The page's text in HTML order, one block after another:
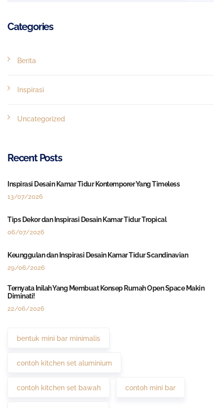
Categories
Berita
Inspirasi
Uncategorized
Recent Posts
Inspirasi Desain Kamar Tidur Kontemporer Yang Timeless
13/07/2026
Tips Dekor dan Inspirasi Desain Kamar Tidur Tropical
06/07/2026
Keunggulan dan Inspirasi Desain Kamar Tidur Scandinavian
29/06/2026
Ternyata Inilah Yang Membuat Konsep Rumah Open Space Makin
Diminati!
22/06/2026
bentuk mini bar minimalis
contoh kitchen set aluminium
contoh kitchen set bawah contoh mini bar